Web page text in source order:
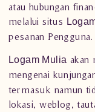
atau hubungan
melalui situs
pesanan Pengguna.
Logam Mulia akan
mengenai
termasuk namun
lokasi, weblog,